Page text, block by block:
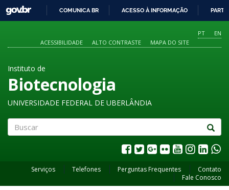
O
CONTEÚDO
GOVBR
COMUNICA BR ACESSO À INFORMAÇÃO
PT
EN
ACESSIBILIDADE
ALTO CONTRASTE MAPA DO SITE
Instituto de
Biotecnologia
UNIVERSIDADE FEDERAL DE UBERLÂNDIA
Serviços Telefones Perguntas Frequentes
Contato
Fale Conosco